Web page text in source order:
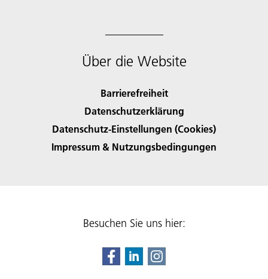
Über die Website
Barrierefreiheit
Datenschutzerklärung
Datenschutz-Einstellungen (Cookies)
Impressum & Nutzungsbedingungen
Besuchen Sie uns hier: